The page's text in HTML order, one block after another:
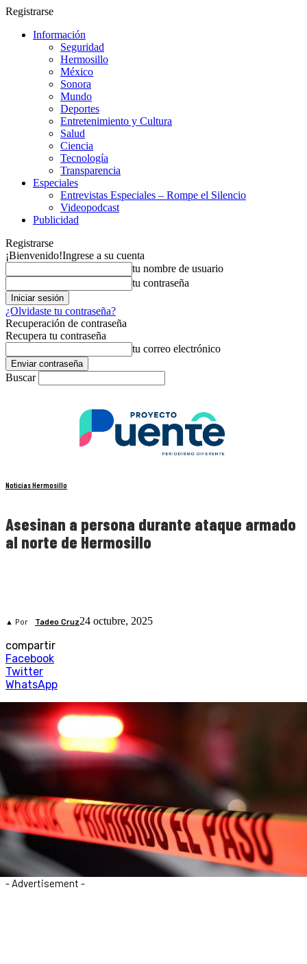
Registrarse
Información
Seguridad
Hermosillo
México
Sonora
Mundo
Deportes
Entretenimiento y Cultura
Salud
Ciencia
Tecnología
Transparencia
Especiales
Entrevistas Especiales – Rompe el Silencio
Videopodcast
Publicidad
Registrarse
¡Bienvenido!Ingrese a su cuenta
tu nombre de usuario
tu contraseña
¿Olvidaste tu contraseña?
Recuperación de contraseña
Recupera tu contraseña
tu correo electrónico
Buscar
Noticias Hermosillo
Asesinan a persona durante ataque armado
al norte de Hermosillo
▲ Por Tadeo Cruz24 octubre, 2025
compartir
Facebook
Twitter
WhatsApp
- Advertisement -